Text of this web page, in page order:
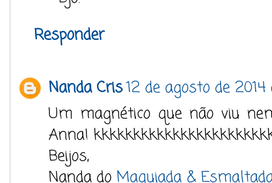
Responder
Nanda Cris12 de agosto de 2014
Um magnético que não viu
Anna!
Beijos,
Nanda do Maquiada &